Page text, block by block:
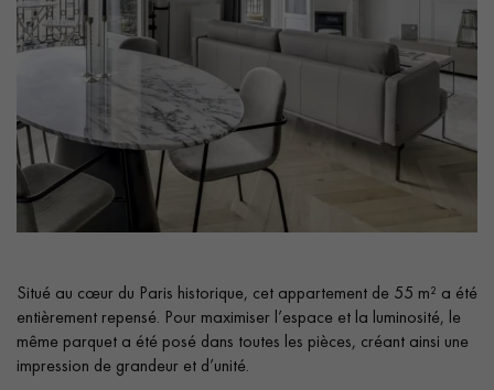
Demandez un rendez-vous personnalisé
Obtenez un devis gratuit !
Situé au cœur du Paris historique, cet appartement de 55 m² a été
entièrement repensé. Pour maximiser l’espace et la luminosité, le
même parquet a été posé dans toutes les pièces, créant ainsi une
impression de grandeur et d’unité.